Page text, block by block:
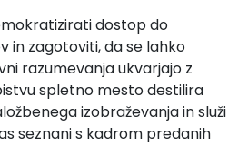
dostop do
in zagotoviti, da se lahko
razumevanja ukvarjajo z
spletno mesto destilira
izobraževanja in služi
seznani s kadrom predanih